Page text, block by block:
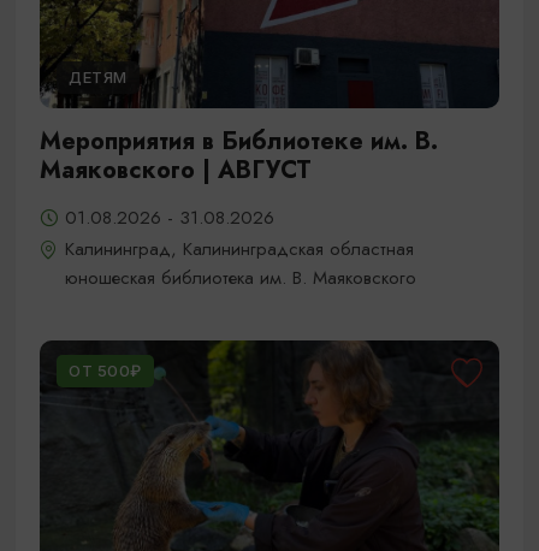
ДЕТЯМ
Мероприятия в Библиотеке им. В.
Маяковского | АВГУСТ
01.08.2026 - 31.08.2026
Калининград, Калининградская областная
юношеская библиотека им. В. Маяковского
ОТ 500₽